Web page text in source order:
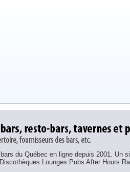
du Québec en ligne depuis 2001.
Lounges Pubs After Hours